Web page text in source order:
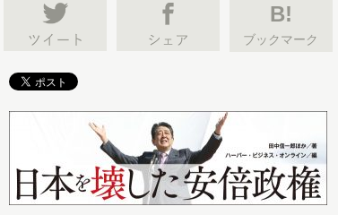
B!
ブックマーク